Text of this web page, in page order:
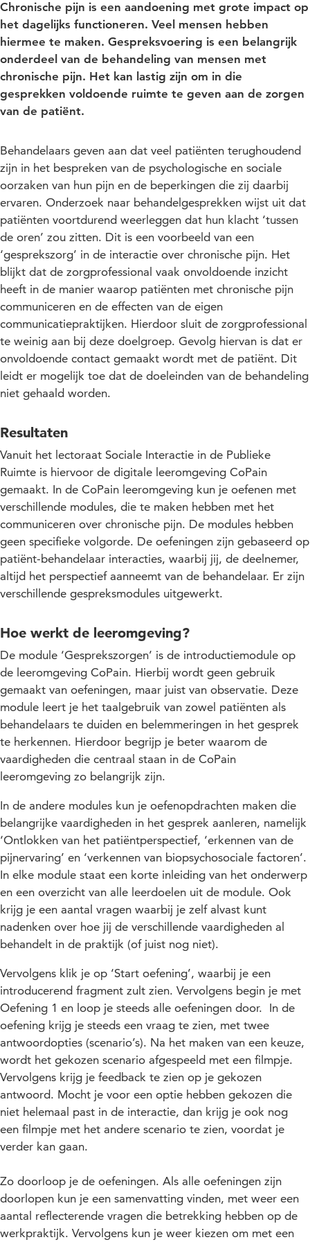
Chronische pijn is een aandoening met grote impact op
het dagelijks functioneren. Veel mensen hebben
hiermee te maken. Gespreksvoering is een belangrijk
onderdeel van de behandeling van mensen met
chronische pijn. Het kan lastig zijn om in die
gesprekken voldoende ruimte te geven aan de zorgen
van de patiënt.
Behandelaars geven aan dat veel patiënten terughoudend
zijn in het bespreken van de psychologische en sociale
oorzaken van hun pijn en de beperkingen die zij daarbij
ervaren. Onderzoek naar behandelgesprekken wijst uit dat
patiënten voortdurend weerleggen dat hun klacht ‘tussen
de oren’ zou zitten. Dit is een voorbeeld van een
‘gesprekszorg’ in de interactie over chronische pijn. Het
blijkt dat de zorgprofessional vaak onvoldoende inzicht
heeft in de manier waarop patiënten met chronische pijn
communiceren en de effecten van de eigen
communicatiepraktijken. Hierdoor sluit de zorgprofessional
te weinig aan bij deze doelgroep. Gevolg hiervan is dat er
onvoldoende contact gemaakt wordt met de patiënt. Dit
leidt er mogelijk toe dat de doeleinden van de behandeling
niet gehaald worden.
Resultaten
Vanuit het lectoraat Sociale Interactie in de Publieke
Ruimte is hiervoor de digitale leeromgeving CoPain
gemaakt. In de CoPain leeromgeving kun je oefenen met
verschillende modules, die te maken hebben met het
communiceren over chronische pijn. De modules hebben
geen specifieke volgorde. De oefeningen zijn gebaseerd op
patiënt-behandelaar interacties, waarbij jij, de deelnemer,
altijd het perspectief aanneemt van de behandelaar. Er zijn
verschillende gespreksmodules uitgewerkt.
Hoe werkt de leeromgeving?
De module ‘Gesprekszorgen’ is de introductiemodule op
de leeromgeving CoPain. Hierbij wordt geen gebruik
gemaakt van oefeningen, maar juist van observatie. Deze
module leert je het taalgebruik van zowel patiënten als
behandelaars te duiden en belemmeringen in het gesprek
te herkennen. Hierdoor begrijp je beter waarom de
vaardigheden die centraal staan in de CoPain
leeromgeving zo belangrijk zijn.
In de andere modules kun je oefenopdrachten maken die
belangrijke vaardigheden in het gesprek aanleren, namelijk
‘Ontlokken van het patiëntperspectief, ‘erkennen van de
pijnervaring’ en ‘verkennen van biopsychosociale factoren’.
In elke module staat een korte inleiding van het onderwerp
en een overzicht van alle leerdoelen uit de module. Ook
krijg je een aantal vragen waarbij je zelf alvast kunt
nadenken over hoe jij de verschillende vaardigheden al
behandelt in de praktijk (of juist nog niet).
Vervolgens klik je op ‘Start oefening’, waarbij je een
introducerend fragment zult zien. Vervolgens begin je met
Oefening 1 en loop je steeds alle oefeningen door. In de
oefening krijg je steeds een vraag te zien, met twee
antwoordopties (scenario’s). Na het maken van een keuze,
wordt het gekozen scenario afgespeeld met een filmpje.
Vervolgens krijg je feedback te zien op je gekozen
antwoord. Mocht je voor een optie hebben gekozen die
niet helemaal past in de interactie, dan krijg je ook nog
een filmpje met het andere scenario te zien, voordat je
verder kan gaan.
Zo doorloop je de oefeningen. Als alle oefeningen zijn
doorlopen kun je een samenvatting vinden, met weer een
aantal reflecterende vragen die betrekking hebben op de
werkpraktijk. Vervolgens kun je weer kiezen om met een